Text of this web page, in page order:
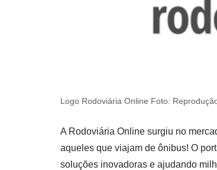
Logo Rodoviária Online Foto:
A Rodoviária Online surgiu no
aqueles que viajam de ônibus! O
soluções inovadoras e ajudando